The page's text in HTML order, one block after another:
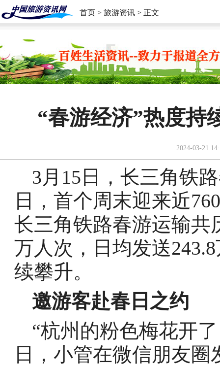
首页 > 旅游资讯 > 正文
“春游经济”热度持
2024-03-21
3月15日，长三角铁
日，首个周末迎来近
长三角铁路春游运输共
万人次，日均发送
续攀升。
邀游客赴春日之约
“杭州的粉色梅花开
日，小管在微信朋友